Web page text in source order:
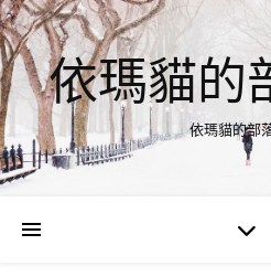
依瑪貓的
依瑪貓的部